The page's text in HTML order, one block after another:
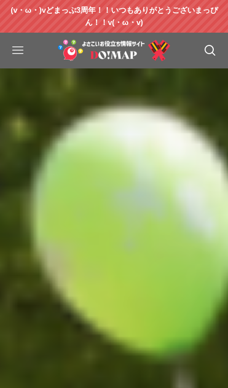
(v・ω・)vどまっぷ3周年！！いつもありがとうございまっぴ
ん！！v(・ω・v)